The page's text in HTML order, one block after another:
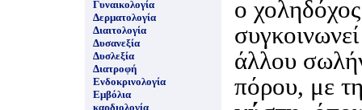
Γυναικολογία
Δερματολογία
Διαιτολογία
Δυσανεξία
Δυσλεξία
Διατροφή
Ενδοκρινολογία
Εμβόλια
καρδιολογία
ο
άλλου
πόρου, με